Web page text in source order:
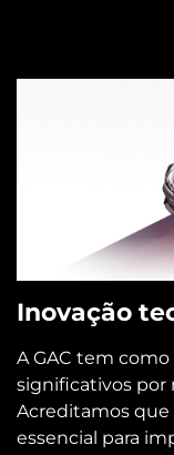
Inovação
A GAC tem
significativos por
Acreditamos
essencial para
eficientes,
constantemente
soluções que
futuro.
Saber